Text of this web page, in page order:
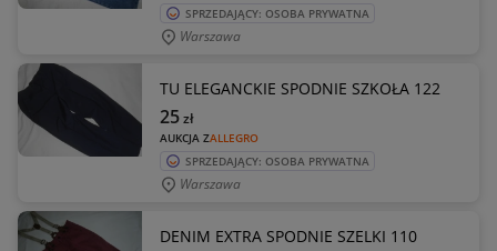
SPRZEDAJĄCY: OSOBA PRYWATNA
Warszawa
TU ELEGANCKIE SPODNIE SZKOŁA 122
AUKCJA ZALLEGRO
25zł
SPRZEDAJĄCY: OSOBA PRYWATNA
Warszawa
DENIM EXTRA SPODNIE SZELKI 110